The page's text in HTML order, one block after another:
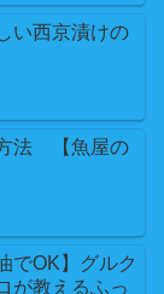
い西京漬けの
法 【魚屋の
でOK】グルク
が教えるふっ